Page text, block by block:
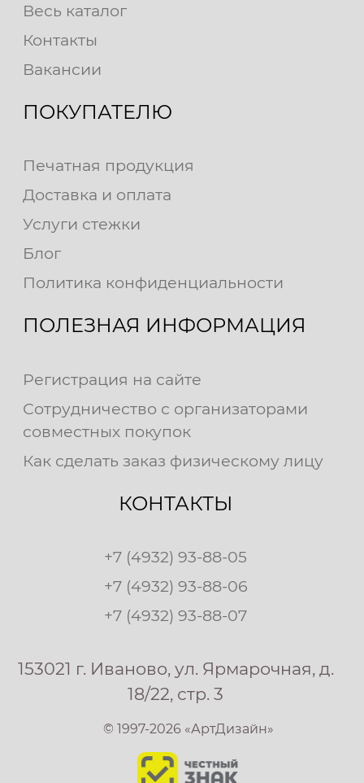
Весь каталог
Контакты
Вакансии
ПОКУПАТЕЛЮ
Печатная продукция
Доставка и оплата
Услуги стежки
Блог
Политика конфиденциальности
ПОЛЕЗНАЯ ИНФОРМАЦИЯ
Регистрация на сайте
Сотрудничество с организаторами
совместных покупок
Как сделать заказ физическому лицу
КОНТАКТЫ
+7 (4932) 93-88-05
+7 (4932) 93-88-06
+7 (4932) 93-88-07
153021 г. Иваново, ул. Ярмарочная, д.
18/22, стр. 3
© 1997-2026 «АртДизайн»